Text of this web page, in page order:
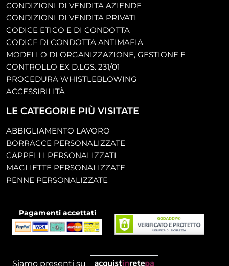
CONDIZIONI DI VENDITA AZIENDE
CONDIZIONI DI VENDITA PRIVATI
CODICE ETICO E DI CONDOTTA
CODICE DI CONDOTTA ANTIMAFIA
MODELLO DI ORGANIZZAZIONE, GESTIONE E
CONTROLLO EX D.LGS. 231/01
PROCEDURA WHISTLEBLOWING
ACCESSIBILITÀ
LE CATEGORIE PIÙ VISITATE
ABBIGLIAMENTO LAVORO
BORRACCE PERSONALIZZATE
CAPPELLI PERSONALIZZATI
MAGLIETTE PERSONALIZZATE
PENNE PERSONALIZZATE
Pagamenti accettati
Siamo presenti su